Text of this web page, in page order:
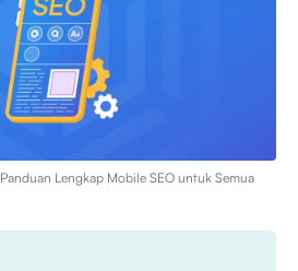
Panduan Lengkap Mobile SEO untuk Semua